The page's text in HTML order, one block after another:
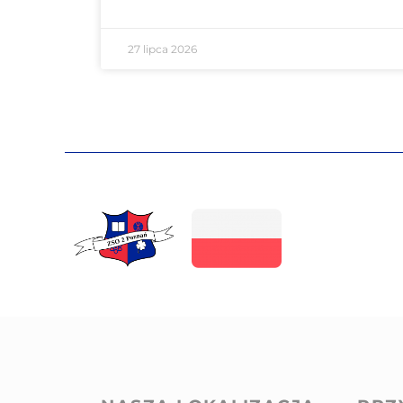
27 lipca 2026